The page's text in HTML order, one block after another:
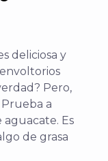
deliciosa y
Pero,
a
Es
de grasa